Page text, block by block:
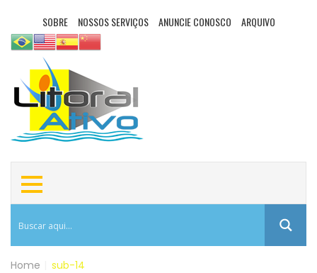
SOBRE NOSSOS SERVIÇOS ANUNCIE CONOSCO ARQUIVO
Home sub-14